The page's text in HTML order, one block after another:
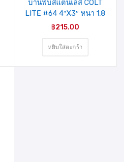
บานพับสแตนเลส COLT
LITE #64 4″X3″ หนา 1.8
mm. (4อัน/แผง)
฿215.00
หยิบใส่ตะกร้า